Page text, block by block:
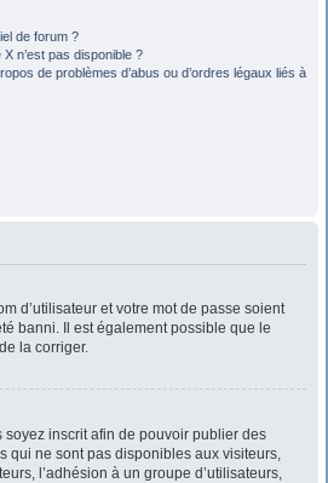
de forum ?
n’est pas disponible ?
de problèmes d’abus ou d’ordres légaux liés à
d’utilisateur et votre mot de passe soient
banni. Il est également possible que le
la corriger.
soyez inscrit afin de pouvoir publier des
qui ne sont pas disponibles aux visiteurs,
l’adhésion à un groupe d’utilisateurs,